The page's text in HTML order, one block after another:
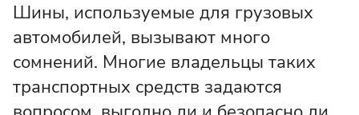
Шины, используемые для грузовых
автомобилей, вызывают много
сомнений. Многие владельцы таких
транспортных средств задаются